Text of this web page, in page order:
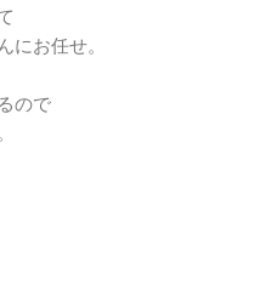
にお任せ。
ので